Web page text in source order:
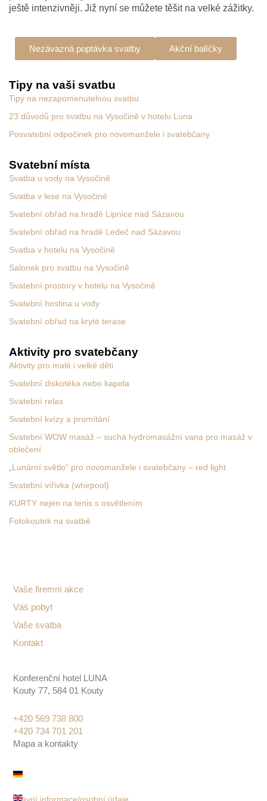
ještě intenzivněji. Již nyní se můžete těšit na velké zážitky.
Nezávazná poptávka svatby Akční balíčky
Tipy na vaši svatbu
Tipy na nezapomenutelnou svatbu
23 důvodů pro svatbu na Vysočině v hotelu Luna
Posvatební odpočinek pro novomanžele i svatebčany
Svatební místa
Svatba u vody na Vysočině
Svatba v lese na Vysočině
Svatební obřad na hradě Lipnice nad Sázavou
Svatební obřad na hradě Ledeč nad Sázavou
Svatba v hotelu na Vysočině
Salonek pro svatbu na Vysočině
Svatební prostory v hotelu na Vysočině
Svatební hostina u vody
Svatební obřad na kryté terase
Aktivity pro svatebčany
Aktivity pro malé i velké děti
Svatební diskotéka nebo kapela
Svatební relax
Svatební kvízy a promítání
Svatební WOW masáž – suchá hydromasážní vana pro masáž v
oblečení
„Lunární světlo“ pro novomanžele i svatebčany – red light
Svatební vířivka (whirpool)
KURTY nejen na tenis s osvětlením
Fotokoutek na svatbě
Konferenční hotel LUNA
Kouty 77, 584 01 Kouty
+420 569 738 800
+420 734 701 201
Mapa a kontakty
Vaše firemní akce
Váš pobyt
Vaše svatba
Kontakt